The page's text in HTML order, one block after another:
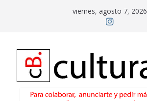
viernes, agosto 7, 2026